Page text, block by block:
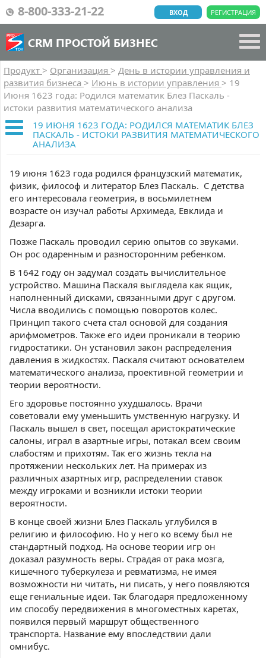
8-800-333-21-22 РЕГИСТРАЦИЯ
ВХОД
CRM ПРОСТОЙ БИЗНЕС
Продукт > Организация > День в истории управления и
развития бизнеса > Июнь в истории управления > 19
Июня 1623 года: Родился математик Блез Паскаль -
истоки развития математического анализа
19 ИЮНЯ 1623 ГОДА: РОДИЛСЯ МАТЕМАТИК БЛЕЗ
ПАСКАЛЬ - ИСТОКИ РАЗВИТИЯ МАТЕМАТИЧЕСКОГО
АНАЛИЗА
19 июня 1623 года родился французский математик,
физик, философ и литератор Блез Паскаль. С детства
его интересовала геометрия, в восьмилетнем
возрасте он изучал работы Архимеда, Евклида и
Дезарга.
Позже Паскаль проводил серию опытов со звуками.
Он рос одаренным и разносторонним ребенком.
В 1642 году он задумал создать вычислительное
устройство. Машина Паскаля выглядела как ящик,
наполненный дисками, связанными друг с другом.
Числа вводились с помощью поворотов колес.
Принцип такого счета стал основой для создания
арифмометров. Также его идеи проникали в теорию
гидростатики. Он установил закон распределения
давления в жидкостях. Паскаля считают основателем
математического анализа, проективной геометрии и
теории вероятности.
Его здоровье постоянно ухудшалось. Врачи
советовали ему уменьшить умственную нагрузку. И
Паскаль вышел в свет, посещал аристократические
салоны, играл в азартные игры, потакал всем своим
слабостям и прихотям. Так его жизнь текла на
протяжении нескольких лет. На примерах из
различных азартных игр, распределении ставок
между игроками и возникли истоки теории
вероятности.
В конце своей жизни Блез Паскаль углубился в
религию и философию. Но у него ко всему был не
стандартный подход. На основе теории игр он
доказал разумность веры. Страдая от рака мозга,
кишечного туберкулеза и ревматизма, не имея
возможности ни читать, ни писать, у него появляются
еще гениальные идеи. Так благодаря предложенному
им способу передвижения в многоместных каретах,
появился первый маршрут общественного
транспорта. Название ему впоследствии дали
омнибус.